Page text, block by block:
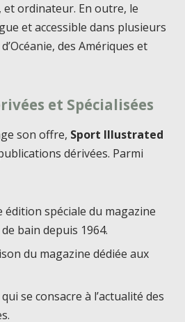
ordinateur. En outre, le
et accessible dans plusieurs
d’Océanie, des Amériques et
et Spécialisées
son offre, Sport Illustrated
dérivées. Parmi
édition spéciale du magazine
bain depuis 1964.
du magazine dédiée aux
se consacre à l’actualité des